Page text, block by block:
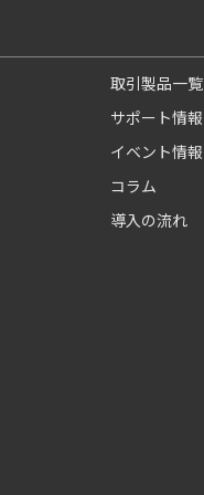
取引製品一覧
サポート情報
イベント情報
コラム
導入の流れ